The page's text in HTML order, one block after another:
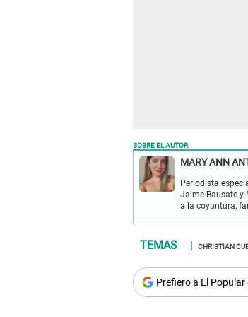
SOBRE EL AUTOR:
MARY ANN
Periodista
Jaime Bausate y
a la coyuntura,
CHRISTIAN
Prefiero a El Popular